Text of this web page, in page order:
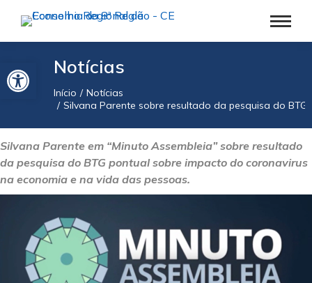
Barra de Ferramentas AbertaNotícias
Você está aqui:
Início
Notícias
Silvana Parente sobre resultado da pesquisa do
Silvana Parente em “Minuto Assembleia” sobre resultado
da pesquisa do BTG pontual sobre impacto do coronavirus
na economia e na vida das pessoas.